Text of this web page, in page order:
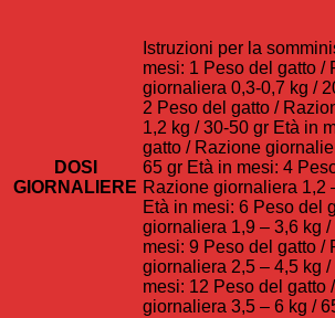
DOSI
GIORNALIERE
Istruzioni per la
mesi: 1 Peso del gatto /
giornaliera 0,3-0,7 kg /
2 Peso del gatto /
1,2 kg / 30-50 gr Età in
gatto / Razione
65 gr Età in mesi: 4
Razione giornaliera 1,2
Età in mesi: 6 Peso del
giornaliera 1,9 – 3,6 kg
mesi: 9 Peso del gatto /
giornaliera 2,5 – 4,5 kg
mesi: 12 Peso del gatto
giornaliera 3,5 – 6 kg /